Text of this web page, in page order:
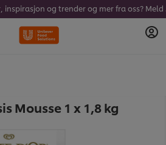
Vil du få
Mousse 1 x 1,8 kg